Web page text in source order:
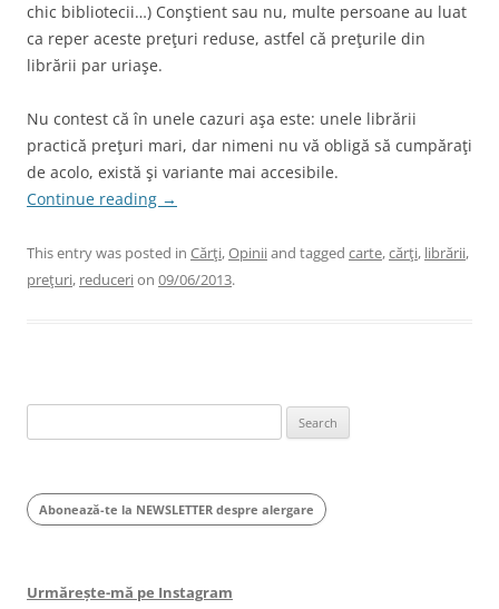
chic bibliotecii…) Conştient sau nu, multe persoane au luat
ca reper aceste preţuri reduse, astfel că preţurile din
librării par uriaşe.
Nu contest că în unele cazuri aşa este: unele librării
practică preţuri mari, dar nimeni nu vă obligă să cumpăraţi
de acolo, există şi variante mai accesibile.
Continue reading →
This entry was posted in Cărţi,Opiniiand tagged carte,cărţi, librării,
preţuri, reducerion 09/06/2013.
for:
Abonează-te la NEWSLETTER despre alergare
Urmărește-mă pe Instagram